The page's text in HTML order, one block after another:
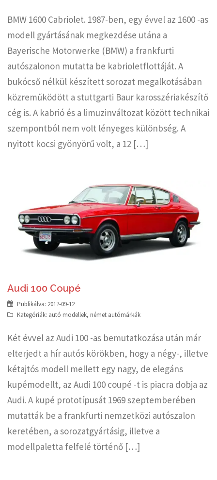
BMW 1600 Cabriolet. 1987-ben, egy évvel az 1600 -as
modell gyártásának megkezdése utána a
Bayerische Motorwerke (BMW) a frankfurti
autószalonon mutatta be kabrioletflottáját. A
bukócső nélkül készített sorozat megalkotásában
közreműködött a stuttgarti Baur karosszériakészítő
cég is. A kabrió és a limuzinváltozat között technikai
szempontból nem volt lényeges különbség. A
nyitott kocsi gyönyörű volt, a 12 […]
Audi 100 Coupé
Publikálva: 2017-09-12
Kategóriák: autó modellek, német autómárkák
Két évvel az Audi 100 -as bemutatkozása után már
elterjedt a hír autós körökben, hogy a négy-, illetve
kétajtós modell mellett egy nagy, de elegáns
kupémodellt, az Audi 100 coupé -t is piacra dobja az
Audi. A kupé prototípusát 1969 szeptemberében
mutatták be a frankfurti nemzetközi autószalon
keretében, a sorozatgyártásig, illetve a
modellpaletta felfelé történő […]